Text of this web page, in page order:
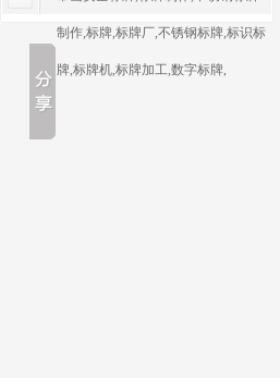
制作,标牌,标牌厂,不锈钢标牌,标识标
牌,标牌机,标牌加工,数字标牌,